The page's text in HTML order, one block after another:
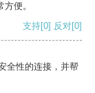
便。
支持[0] 反对[0]
全性的连接，并帮